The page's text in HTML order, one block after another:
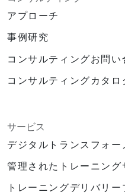
アプローチ
事例研究
コンサルティングお問い
コンサルティングカタロ
サービス
デジタルトランスフォー
管理されたトレーニング
トレーニングデリバリ